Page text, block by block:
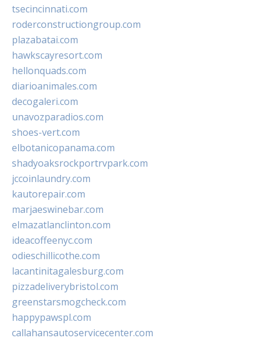
tsecincinnati.com
roderconstructiongroup.com
plazabatai.com
hawkscayresort.com
hellonquads.com
diarioanimales.com
decogaleri.com
unavozparadios.com
shoes-vert.com
elbotanicopanama.com
shadyoaksrockportrvpark.com
jccoinlaundry.com
kautorepair.com
marjaeswinebar.com
elmazatlanclinton.com
ideacoffeenyc.com
odieschillicothe.com
lacantinitagalesburg.com
pizzadeliverybristol.com
greenstarsmogcheck.com
happypawspl.com
callahansautoservicecenter.com